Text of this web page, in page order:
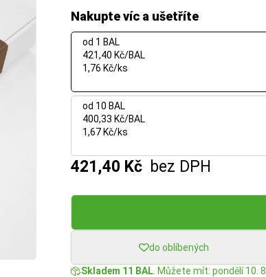
Nakupte víc a ušetříte
od 1 BAL
421,40 Kč/BAL
1,76 Kč/ks
od 10 BAL
400,33 Kč/BAL
1,67 Kč/ks
421,40 Kč bez DPH
do oblíbených
Skladem 11 BAL . Můžete mít: pondělí 10. 8.